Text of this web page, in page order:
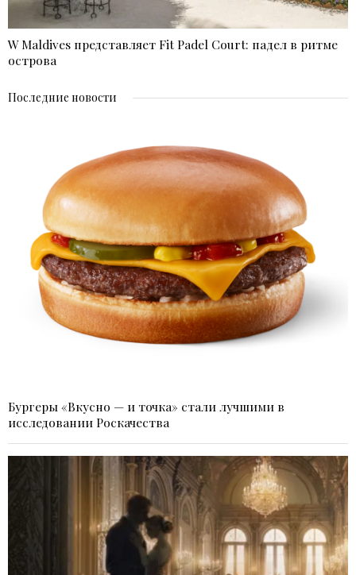
W Maldives представляет Fit Padel Court: падел в ритме
острова
Последние новости
Бургеры «Вкусно — и точка» стали лучшими в
исследовании Роскачества